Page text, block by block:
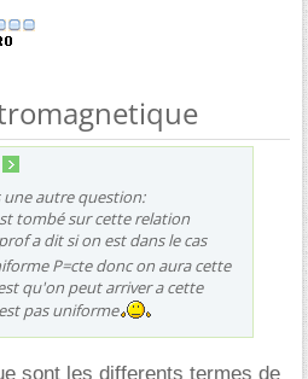
une autre question:
tombé sur cette relation
a dit si on est dans le cas
P=cte donc on aura cette
qu'on peut arriver a cette
pas uniforme
sont les differents termes de